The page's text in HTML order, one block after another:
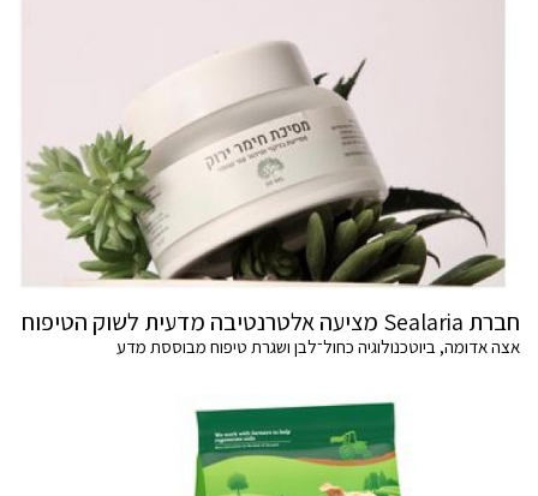
חברת Sealaria מציעה אלטרנטיבה מדעית לשוק הטיפוח
אצה אדומה, ביוטכנולוגיה כחול־לבן ושגרת טיפוח מבוססת מדע